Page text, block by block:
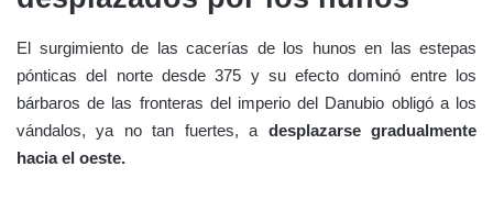
El surgimiento de las cacerías de los hunos en las estepas
pónticas del norte desde 375 y su efecto dominó entre los
bárbaros de las fronteras del imperio del Danubio obligó a los
vándalos, ya no tan fuertes, a desplazarse gradualmente
hacia el oeste.